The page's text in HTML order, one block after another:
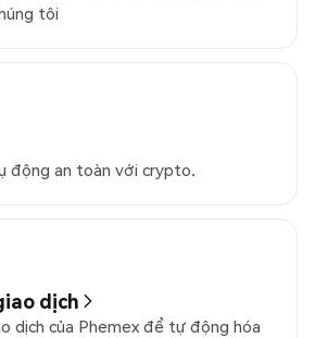
tôi
động an toàn với crypto.
dịch
dịch của Phemex để tự động hóa